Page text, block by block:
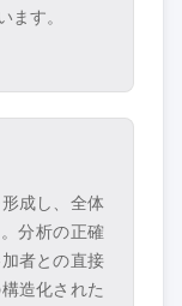
す。
成し、全体
分析の正確
者との直接
造化された